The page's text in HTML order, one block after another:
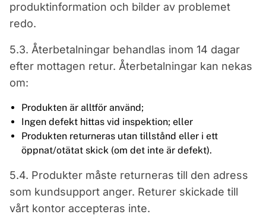
produktinformation och bilder av problemet
redo.
5.3. Återbetalningar behandlas inom 14 dagar
efter mottagen retur. Återbetalningar kan nekas
om:
Produkten är alltför använd;
Ingen defekt hittas vid inspektion; eller
Produkten returneras utan tillstånd eller i ett
öppnat/otätat skick (om det inte är defekt).
5.4. Produkter måste returneras till den adress
som kundsupport anger. Returer skickade till
vårt kontor accepteras inte.